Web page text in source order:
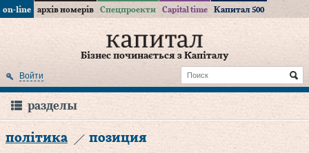
on-line архів номерів Спецпроекти Capital time Капитал 500
Бізнес починається з Капіталу
Войти
разделы
політика позиция